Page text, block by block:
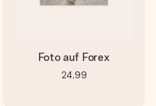
Foto auf Forex
24,99